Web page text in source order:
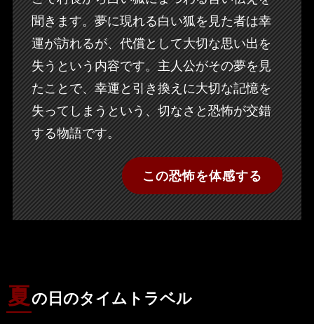
聞きます。夢に現れる白い狐を見た者は幸
運が訪れるが、代償として大切な思い出を
失うという内容です。主人公がその夢を見
たことで、幸運と引き換えに大切な記憶を
失ってしまうという、切なさと恐怖が交錯
する物語です。
この恐怖を体感する
夏の日のタイムトラベル